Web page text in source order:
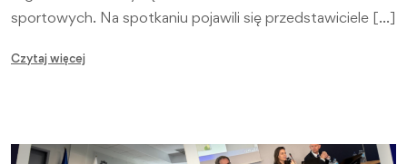
sportowych. Na spotkaniu pojawili się przedstawiciele […]
Czytaj więcej